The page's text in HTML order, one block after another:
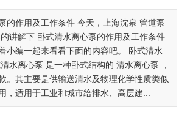
的作用及工作条件 今天，上海沈泉 管道泵
讲解下 卧式清水离心泵的作用及工作条件
小编一起来看看下面的内容吧。 卧式清水
水离心泵 是一种卧式结构的 清水离心泵 ，
。其主要是供输送清水及物理化学性质类似
，适用于工业和城市给排水、高层建...